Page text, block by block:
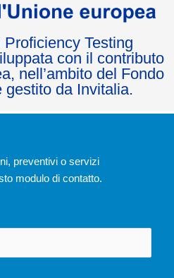
Testing
con il contributo
nell’ambito del Fondo
gestito da Invitalia.
preventivi o servizi
modulo di contatto.